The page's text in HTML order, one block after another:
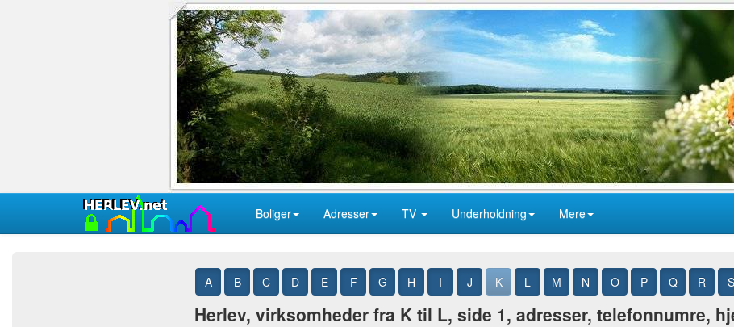
Boliger Adresser TV Underholdning Mere
A B C D E F G H I J K L M N O P Q R S
Herlev, virksomheder fra K til L, side 1, adresser, telefonnumre,